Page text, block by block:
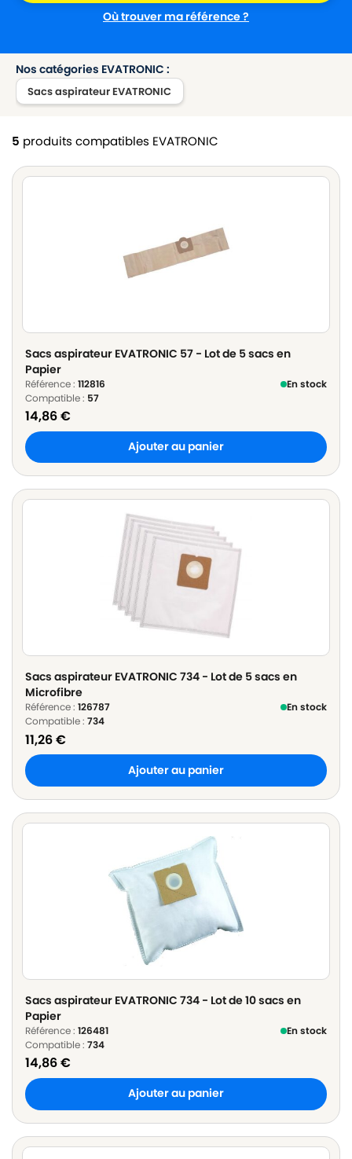
Où trouver ma référence ?
Nos catégories EVATRONIC :
Sacs aspirateur EVATRONIC
5 produits compatibles EVATRONIC
Sacs aspirateur EVATRONIC 57 - Lot de 5 sacs en
Papier
Référence : 112816
En stock
Compatible : 57
14,86€
Ajouter au panier
Sacs aspirateur EVATRONIC 734 - Lot de 5 sacs en
Microfibre
Référence : 126787
En stock
Compatible : 734
11,26€
Ajouter au panier
Sacs aspirateur EVATRONIC 734 - Lot de 10 sacs en
Papier
Référence : 126481
En stock
Compatible : 734
14,86€
Ajouter au panier